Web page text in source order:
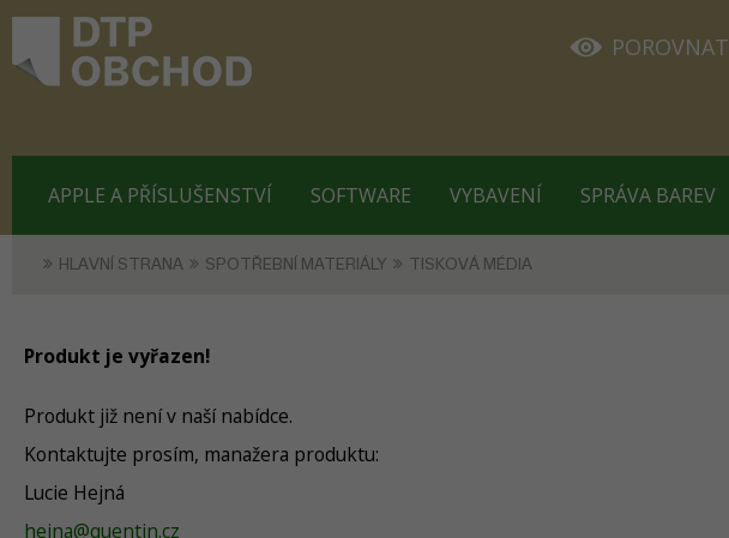
POROVNAT
APPLE A PŘÍSLUŠENSTVÍ SOFTWARE VYBAVENÍ SPRÁVA BAREV
HLAVNÍ STRANA SPOTŘEBNÍ MATERIÁLY TISKOVÁ MÉDIA
Produkt je vyřazen!
Produkt již není v naší nabídce.
Kontaktujte prosím, manažera produktu:
Lucie Hejná
hejna@quentin.cz